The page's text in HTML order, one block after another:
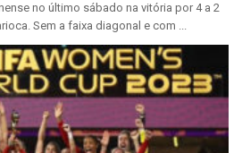
no último sábado na vitória por 4 a 2
Sem a faixa diagonal e com ...